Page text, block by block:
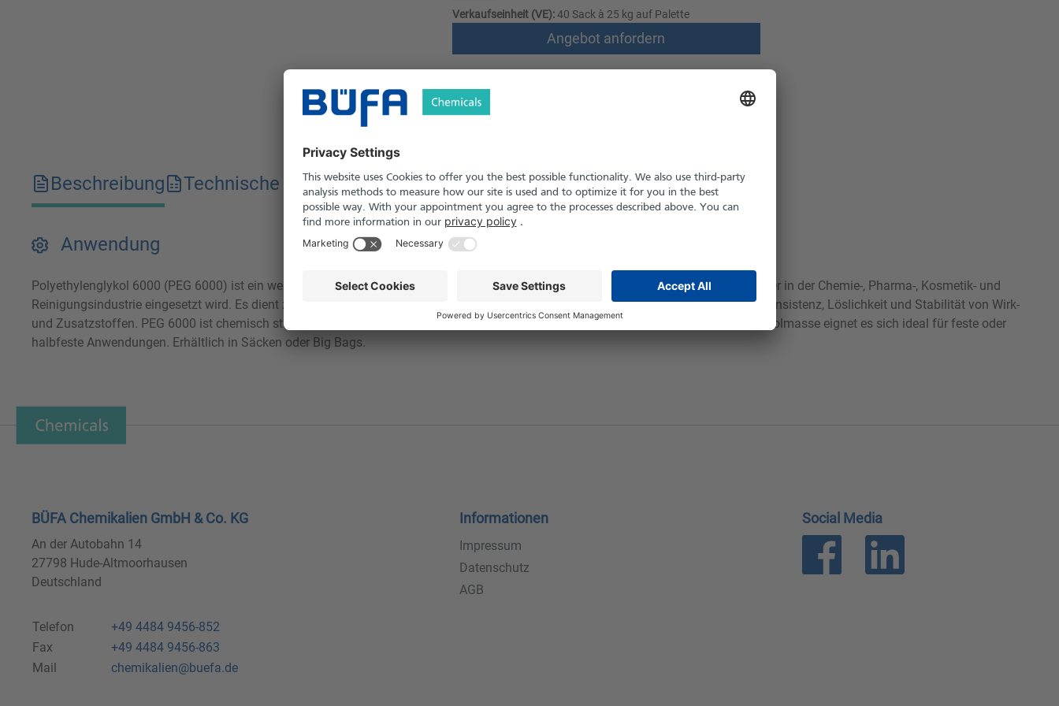
Verkaufseinheit (VE):40 Sack à 25 kg auf Palette
Angebot anfordern
Versand nach Österreich und die Schweiz möglich
Produkt in Pfand- und Einweg-Gebinden erhältlich
Beschreibung Technische Merkmale Downloads Sicherheitshinweise
Anwendung
Polyethylenglykol 6000 (PEG 6000) ist ein weißes, festes, wachsartiges Polymer, das als Trägerstoff, Bindemittel und Lösungsvermittler in der Chemie-, Pharma-, Kosmetik- und
Reinigungsindustrie eingesetzt wird. Es dient zur Formulierung von Tabletten, Cremes, Salben und Reinigungsmitteln, verbessert die Konsistenz, Löslichkeit und Stabilität von Wirk-
und Zusatzstoffen. PEG 6000 ist chemisch stabil, physiologisch unbedenklich, geruchlos und wasserlöslich. Aufgrund seiner hohen Molmasse eignet es sich ideal für feste oder
halbfeste Anwendungen. Erhältlich in Säcken oder Big Bags.
BÜFA Chemikalien GmbH & Co. KG
An der Autobahn 14
27798 Hude-Altmoorhausen
Deutschland
Telefon
+49 4484 9456-852
Fax
+49 4484 9456-863
Mail
chemikalien@buefa.de
Informationen
Impressum
Datenschutz
AGB
Social Media